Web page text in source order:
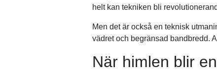
helt kan tekniken bli
Men det är också en teknisk
vädret och begränsad bandbredd.
När himlen blir